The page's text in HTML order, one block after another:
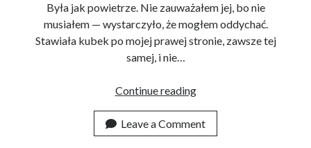
Była jak powietrze. Nie zauważałem jej, bo nie
musiałem — wystarczyło, że mogłem oddychać.
Stawiała kubek po mojej prawej stronie, zawsze tej
samej, i nie…
Continue readingNauka
Leave a Comment